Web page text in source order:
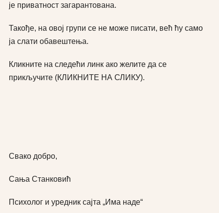
је приватност загарантована.
Такође, на овој групи се не може писати, већ ћу само
ја слати обавештења.
Кликните на следећи линк ако желите да се
прикључите (КЛИКНИТЕ НА СЛИКУ).
Свако добро,
Сања Станковић
Психолог и уредник сајта „Има наде“